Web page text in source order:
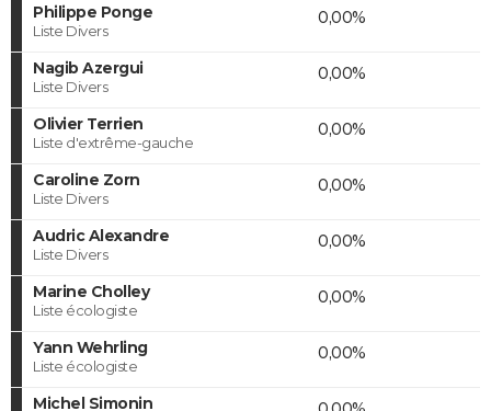
Philippe Ponge
Liste Divers
0,00%
Nagib Azergui
Liste Divers
0,00%
Olivier Terrien
Liste d'extrême-gauche
0,00%
Caroline Zorn
Liste Divers
0,00%
Audric Alexandre
Liste Divers
0,00%
Marine Cholley
Liste écologiste
0,00%
Yann Wehrling
Liste écologiste
0,00%
Michel Simonin